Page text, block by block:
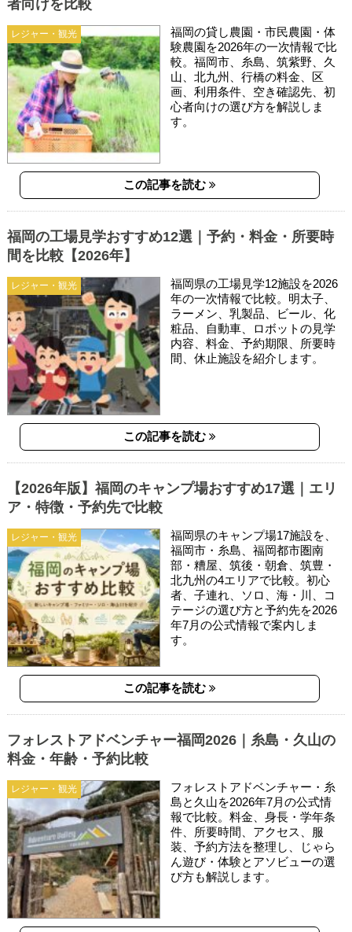
レジャー・観光
者向けを比較
福岡の貸し農園・市民農園・体
験農園を2026年の一次情報で比
較。福岡市、糸島、筑紫野、久
山、北九州、行橋の料金、区
画、利用条件、空き確認先、初
心者向けの選び方を解説しま
す。
この記事を読む
レジャー・観光
福岡の工場見学おすすめ12選｜予約・料金・所要時
間を比較【2026年】
福岡県の工場見学12施設を2026
年の一次情報で比較。明太子、
ラーメン、乳製品、ビール、化
粧品、自動車、ロボットの見学
内容、料金、予約期限、所要時
間、休止施設を紹介します。
この記事を読む
レジャー・観光
【2026年版】福岡のキャンプ場おすすめ17選｜エリ
ア・特徴・予約先で比較
福岡県のキャンプ場17施設を、
福岡市・糸島、福岡都市圏南
部・糟屋、筑後・朝倉、筑豊・
北九州の4エリアで比較。初心
者、子連れ、ソロ、海・川、コ
テージの選び方と予約先を2026
年7月の公式情報で案内しま
す。
この記事を読む
レジャー・観光
フォレストアドベンチャー福岡2026｜糸島・久山の
料金・年齢・予約比較
フォレストアドベンチャー・糸
島と久山を2026年7月の公式情
報で比較。料金、身長・学年条
件、所要時間、アクセス、服
装、予約方法を整理し、じゃら
ん遊び・体験とアソビューの選
び方も解説します。